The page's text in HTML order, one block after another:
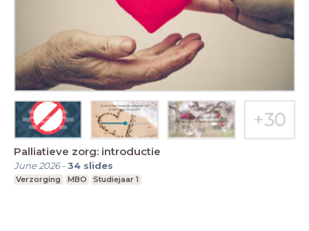
Palliatieve zorg: introductie
June 2026-34 slides
Verzorging MBO Studiejaar 1